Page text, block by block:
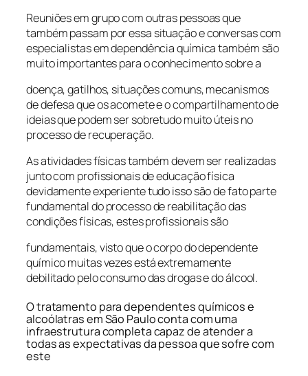
Reuniões em grupo com outras pessoas que
também passam por essa situação e conversas com
especialistas em dependência química também são
muito importantes para o conhecimento sobre a
doença, gatilhos, situações comuns, mecanismos
de defesa que os acomete e o compartilhamento de
ideias que podem ser sobretudo muito úteis no
processo de recuperação.
As atividades físicas também devem ser realizadas
junto com profissionais de educação física
devidamente experiente tudo isso são de fato parte
fundamental do processo de reabilitação das
condições físicas, estes profissionais são
fundamentais, visto que o corpo do dependente
químico muitas vezes está extremamente
debilitado pelo consumo das drogas e do álcool.
O tratamento para dependentes químicos e
alcoólatras em São Paulo conta com uma
infraestrutura completa capaz de atender a
todas as expectativas da pessoa que sofre com
este